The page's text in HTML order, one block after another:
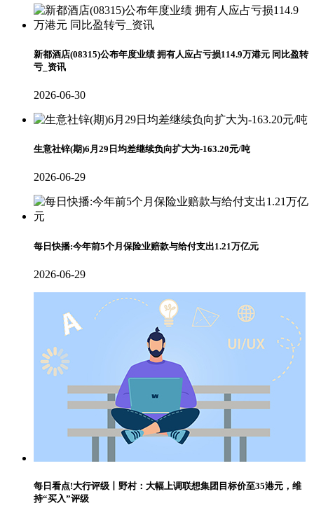
新都酒店(08315)公布年度业绩 拥有人应占亏损114.9万港元 同比盈转
亏_资讯
2026-06-30
生意社锌(期)6月29日均差继续负向扩大为-163.20元/吨
2026-06-29
每日快播:今年前5个月保险业赔款与给付支出1.21万亿元
2026-06-29
每日看点!大行评级丨野村：大幅上调联想集团目标价至35港元，维
持“买入”评级